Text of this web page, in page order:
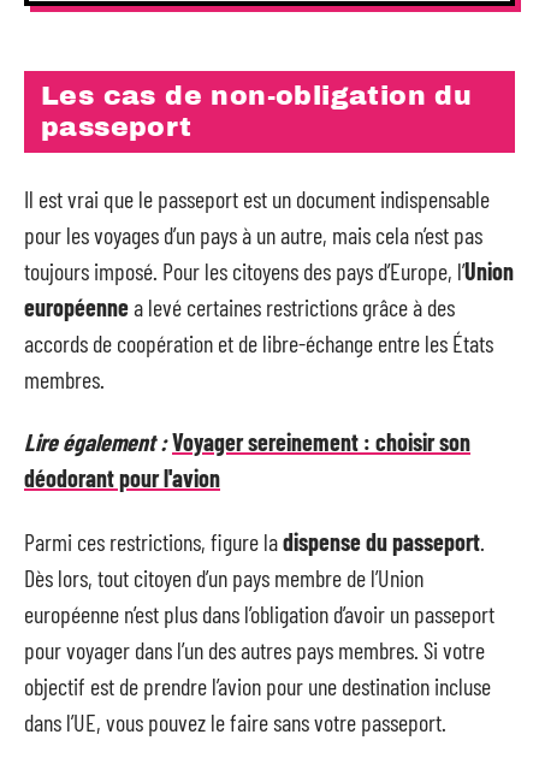
Les cas de non-obligation du
passeport
Il est vrai que le passeport est un document indispensable
pour les voyages d’un pays à un autre, mais cela n’est pas
toujours imposé. Pour les citoyens des pays d’Europe, l’Union
européennea levé certaines restrictions grâce à des
accords de coopération et de libre-échange entre les États
membres.
Lire également :Voyager sereinement : choisir son
déodorant pour l'avion
Parmi ces restrictions, figure ladispense du passeport
Dès lors, tout citoyen d’un pays membre de l’Union
européenne n’est plus dans l’obligation d’avoir un passeport
pour voyager dans l’un des autres pays membres. Si votre
objectif est de prendre l’avion pour une destination incluse
dans l’UE, vous pouvez le faire sans votre passeport.